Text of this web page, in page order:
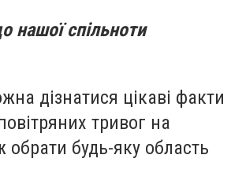
нашої спільноти
дізнатися цікаві факти
тривог на
обрати будь-яку область